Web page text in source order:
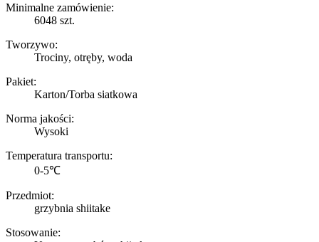
Minimalne zamówienie:
6048 szt.
Tworzywo:
Trociny, otręby, woda
Pakiet:
Karton/Torba siatkowa
Norma jakości:
Wysoki
Temperatura transportu:
0-5℃
Przedmiot:
grzybnia shiitake
Stosowanie: